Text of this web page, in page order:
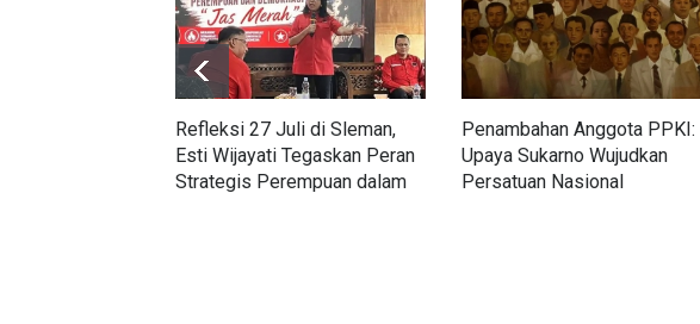
Refleksi 27 Juli di Sleman,
Esti Wijayati Tegaskan Peran
Strategis Perempuan dalam
Penambahan Anggota PPKI:
Upaya Sukarno Wujudkan
Persatuan Nasional